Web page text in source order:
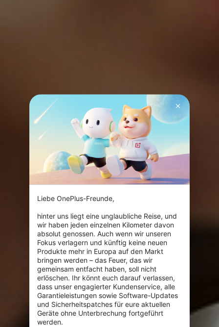
Liebe OnePlus-Freunde,
hinter uns liegt eine unglaubliche Reise, und
wir haben jeden einzelnen Kilometer davon
absolut genossen. Auch wenn wir unseren
Fokus verlagern und künftig keine neuen
Produkte mehr in Europa auf den Markt
bringen werden – das Feuer, das wir
gemeinsam entfacht haben, soll nicht
erlöschen. Ihr könnt euch darauf verlassen,
dass unser engagierter Kundenservice, alle
Garantieleistungen sowie Software-Updates
und Sicherheitspatches für eure aktuellen
Geräte ohne Unterbrechung fortgeführt
werden.